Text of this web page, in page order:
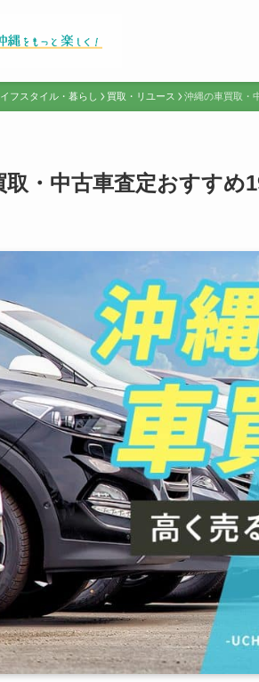
フスタイル・暮らし 買取・リユース 沖縄の車買取・
取・中古車査定おすすめ